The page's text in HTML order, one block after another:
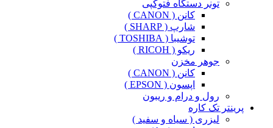
تونر دستگاه فتوکپی
کانن ( CANON )
شارپ ( SHARP )
توشیبا ( TOSHIBA )
ریکو ( RICOH )
جوهر مخزن
کانن ( CANON )
اپسون ( EPSON )
رول و درام و ریبون
پرینتر تک کاره
لیزری ( سیاه و سفید )